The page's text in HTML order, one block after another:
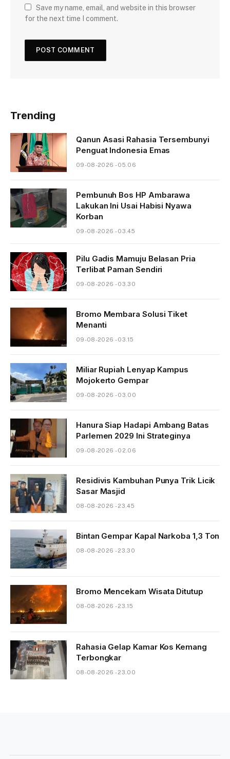
Save my name, email, and website in this browser
for the next time I comment.
Trending
Qanun Asasi Rahasia Tersembunyi
Penguat Indonesia Emas
09-08-2026 - 05.06
Pembunuh Bos HP Ambarawa
Lakukan Ini Usai Habisi Nyawa
Korban
09-08-2026 - 03.45
Pilu Gadis Mamuju Belasan Pria
Terlibat Paman Sendiri
09-08-2026 - 03.30
Bromo Membara Solusi Tiket
Menanti
09-08-2026 - 03.15
Miliar Rupiah Lenyap Kampus
Mojokerto Gempar
09-08-2026 - 03.00
Hanura Siap Hadapi Ambang Batas
Parlemen 2029 Ini Strateginya
09-08-2026 - 02.06
Residivis Kambuhan Punya Trik Licik
Sasar Masjid
08-08-2026 - 23.45
Bintan Gempar Kapal Narkoba 1,3 Ton
08-08-2026 - 23.30
Bromo Mencekam Wisata Ditutup
08-08-2026 - 23.15
Rahasia Gelap Kamar Kos Kemang
Terbongkar
08-08-2026 - 23.00